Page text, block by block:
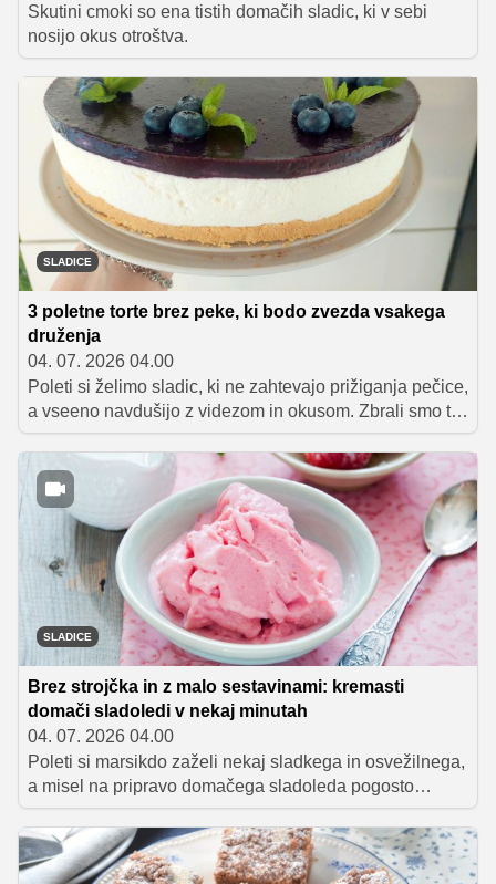
Skutini cmoki so ena tistih domačih sladic, ki v sebi
nosijo okus otroštva.
SLADICE
3 poletne torte brez peke, ki bodo zvezda vsakega
druženja
04. 07. 2026 04.00
Poleti si želimo sladic, ki ne zahtevajo prižiganja pečice,
a vseeno navdušijo z videzom in okusom. Zbrali smo tri
čudovite in prijetno osvežilne poletne torte brez peke, v
katerih glavno vlogo igra sezonsko sadje – borovnice,
maline in marelice.
SLADICE
Brez strojčka in z malo sestavinami: kremasti
domači sladoledi v nekaj minutah
04. 07. 2026 04.00
Poleti si marsikdo zaželi nekaj sladkega in osvežilnega,
a misel na pripravo domačega sladoleda pogosto
pomeni dolgotrajno kuhanje krem ali uporabo
posebnega aparata za pripravo sladoleda. A dobra
novica je, da lahko pripravite čudovito kremast domači